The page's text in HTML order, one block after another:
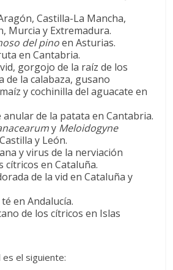
Castilla-La Mancha,
Murcia y Extremadura.
del pino en Asturias.
en Cantabria.
gorgojo de la raíz de los
de la calabaza, gusano
y cochinilla del aguacate en
de la patata en Cantabria.
y Meloidogyne
y León.
y virus de la nerviación
cítricos en Cataluña.
de la vid en Cataluña y
en Andalucía.
de los cítricos en Islas
el siguiente: